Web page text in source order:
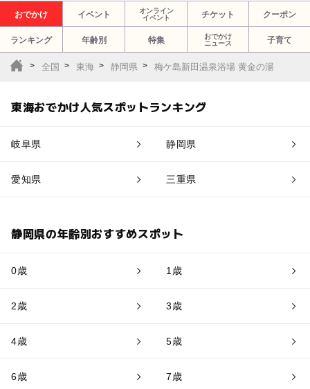
おでかけ イベント
オンライン
イベント
チケット クーポン
ランキング 年齢別 特集
おでかけ
ニュース
子育て
全国 東海 静岡県 梅ケ島新田温泉浴場 黄金の湯
東海おでかけ人気スポットランキング
岐阜県 静岡県
愛知県 三重県
静岡県の年齢別おすすめスポット
0歳 1歳
2歳 3歳
4歳 5歳
6歳 7歳